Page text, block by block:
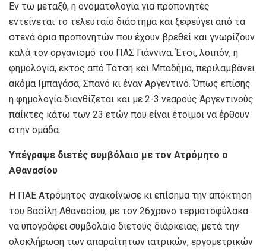
Εν τω μεταξύ, η ονοματολογία για προπονητές
εντείνεται το τελευταίο διάστημα και ξεφεύγει από τα
στενά όρια προπονητών που έχουν βρεθεί και γνωρίζουν
καλά τον οργανισμό του ΠΑΣ Γιάννινα. Έτσι, λοιπόν, η
φημολογία, εκτός από Τάτση και Μπαδήμα, περιλαμβάνει
ακόμα Ιμπαγάσα, Σπανό κι έναν Αργεντινό. Όπως επίσης
η φημολογία διανθίζεται και με 2-3 νεαρούς Αργεντινούς
παίκτες κάτω των 23 ετών που είναι έτοιμοι να έρθουν
στην ομάδα.
Υπέγραψε διετές συμβόλαιο με τον Ατρόμητο ο
Αθανασίου
Η ΠΑΕ Ατρόμητος ανακοίνωσε κι επίσημα την απόκτηση
του Βασίλη Αθανασίου, με τον 26χρονο τερματοφύλακα
να υπογράφει συμβόλαιο διετούς διάρκειας, μετά την
ολοκλήρωση των απαραίτητων ιατρικών, εργομετρικών